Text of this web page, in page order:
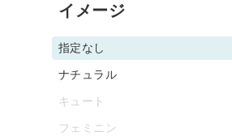
イメージ
指定なし
ナチュラル
キュート
フェミニン